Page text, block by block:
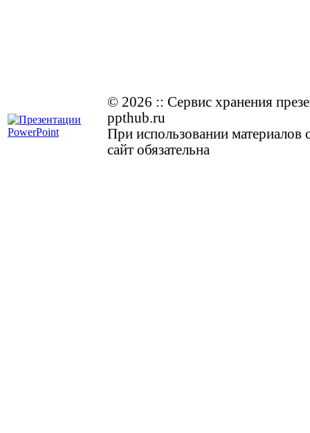
© 2026 :: Cервис хранения
ppthub.ru
При использовании материалов
сайт обязательна